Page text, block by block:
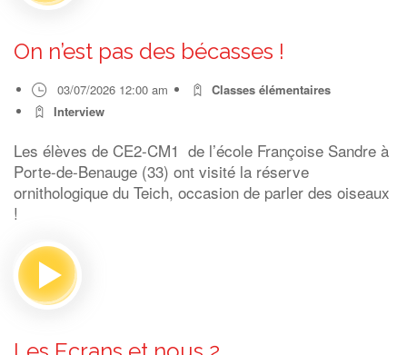
On n’est pas des bécasses !
03/07/2026 12:00 am
Classes élémentaires
Interview
Les élèves de CE2-CM1 de l’école Françoise Sandre à
Porte-de-Benauge (33) ont visité la réserve
ornithologique du Teich, occasion de parler des oiseaux
!